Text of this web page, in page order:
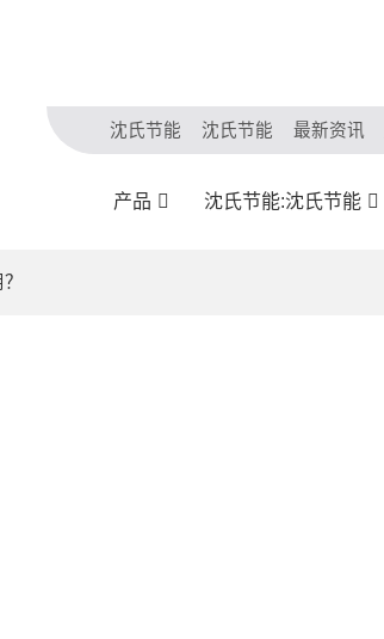
沈氏节能 沈氏节能 最新资讯
产品 沈氏节能:沈氏节能